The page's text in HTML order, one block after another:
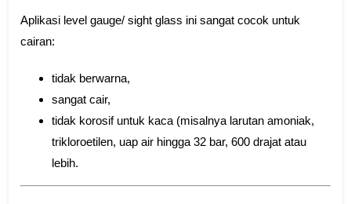
Aplikasi level gauge/ sight glass ini sangat cocok untuk
cairan:
tidak berwarna,
sangat cair,
tidak korosif untuk kaca (misalnya larutan amoniak,
trikloroetilen, uap air hingga 32 bar, 600 drajat atau
lebih.